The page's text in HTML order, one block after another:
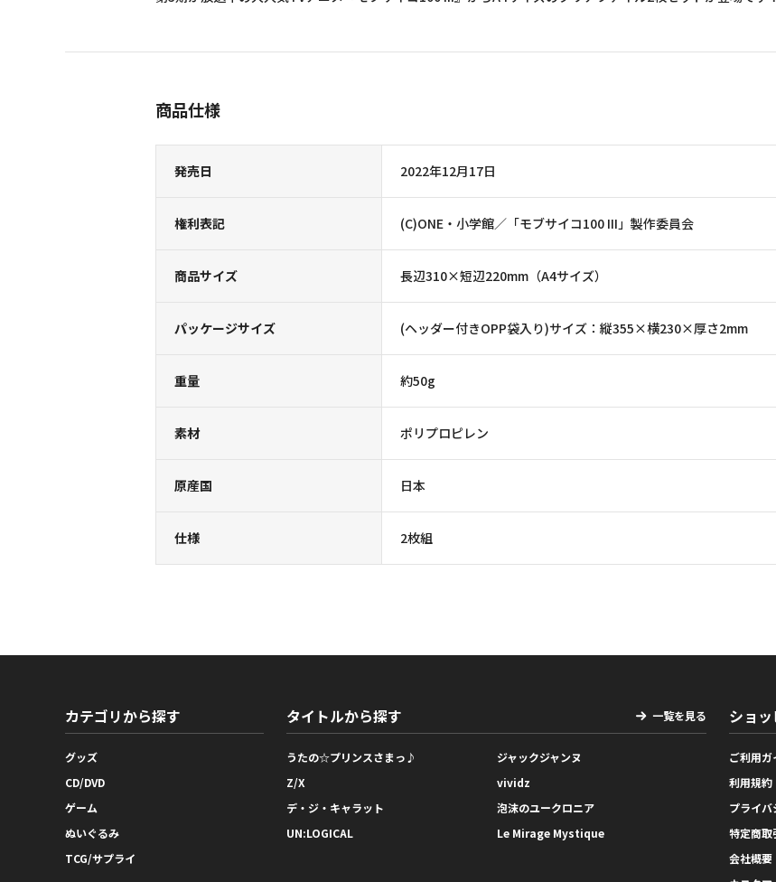
商品仕様
発売日 2022年12月17日
権利表記 (C)ONE・小学館／「モブサイコ100 III」製作委員会
商品サイズ 長辺310×短辺220mm（A4サイズ）
パッケージサイズ (ヘッダー付きOPP袋入り)サイズ：縦355×横230×厚さ2mm
重量 約50g
素材 ポリプロピレン
原産国 日本
仕様 2枚組
カテゴリから探す
グッズ
CD/DVD
ゲーム
ぬいぐるみ
TCG/サプライ
タイトルから探す 一覧を見る
うたの☆プリンスさまっ♪
ジャックジャンヌ
Z/X
vividz
デ・ジ・キャラット
泡沫のユークロニア
UN:LOGICAL
Le Mirage Mystique
ショ
ご利用ガ
利用規約
プライバ
特定商取
会社概要